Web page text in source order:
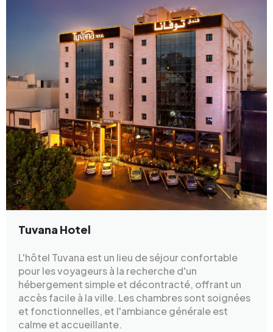
Tuvana Hotel
L'hôtel Tuvana est un lieu de séjour confortable
pour les voyageurs à la recherche d'un
hébergement simple et décontracté, offrant un
accès facile à la ville. Les chambres sont soignées
et fonctionnelles, et l'ambiance générale est
calme et accueillante.